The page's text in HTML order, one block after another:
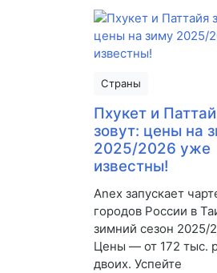
Страны
Пхукет и
зовут: цены на
2025/2026 уже
известны!
Anex запускает
городов России в
зимний сезон 2025/
Цены — от 172 тыс.
двоих. Успейте